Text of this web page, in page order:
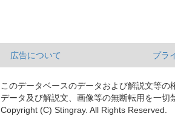
広告について プラ
このデータベースのデータおよび解説文等の
データ及び解説文、画像等の無断転用を一切
Copyright (C) Stingray. All Rights Reserved.